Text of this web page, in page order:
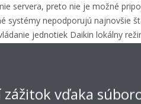
servera, preto nie je možné
systémy nepodporujú najnovšie
jednotiek Daikin lokálny
zážitok vďaka